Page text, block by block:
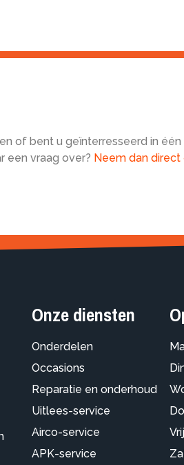
of bent u geïnterresseerd in één
een vraag over? Neem dan
Onze diensten
Onderdelen
Occasions
Reparatie en onderhoud
Uitlees-service
Airco-service
APK-service